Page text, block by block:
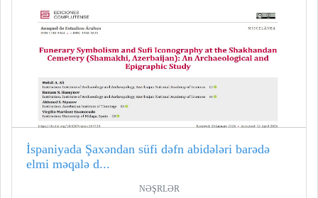
İspaniyada Şaxəndan süfi dəfn abidələri barədə
elmi məqalə d...
NƏŞRLƏR